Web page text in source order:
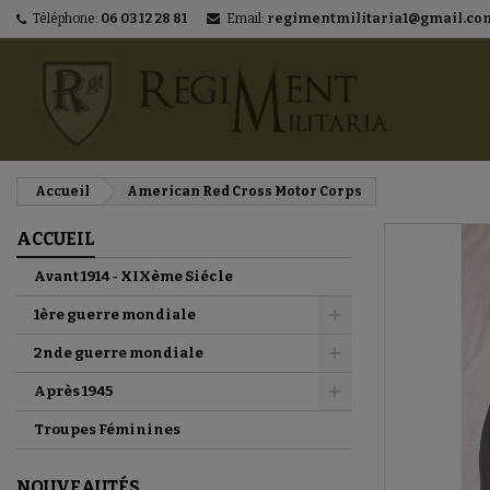
Téléphone: 06 03 12 28 81 Email:
Accueil American Red Cross Motor Corps
ACCUEIL
Avant 1914 - XIXème Siécle
1ère guerre mondiale
2nde guerre mondiale
Après 1945
Troupes Féminines